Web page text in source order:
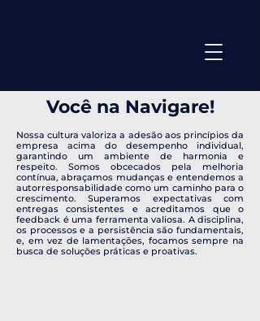
Você na Navigare!
Nossa cultura valoriza a adesão aos princípios da
empresa acima do desempenho individual,
garantindo um ambiente de harmonia e
respeito. Somos obcecados pela melhoria
contínua, abraçamos mudanças e entendemos a
autorresponsabilidade como um caminho para o
crescimento. Superamos expectativas com
entregas consistentes e acreditamos que o
feedback é uma ferramenta valiosa. A disciplina,
os processos e a persistência são fundamentais,
e, em vez de lamentações, focamos sempre na
busca de soluções práticas e proativas.